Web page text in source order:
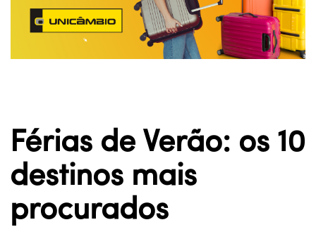
Férias de Verão: os 10
destinos mais
procurados